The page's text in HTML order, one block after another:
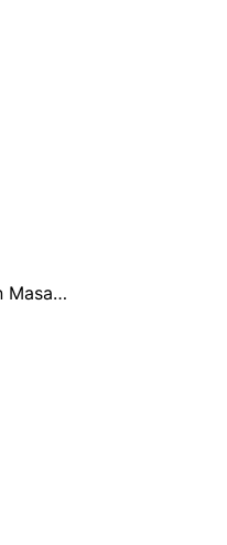
Masa…